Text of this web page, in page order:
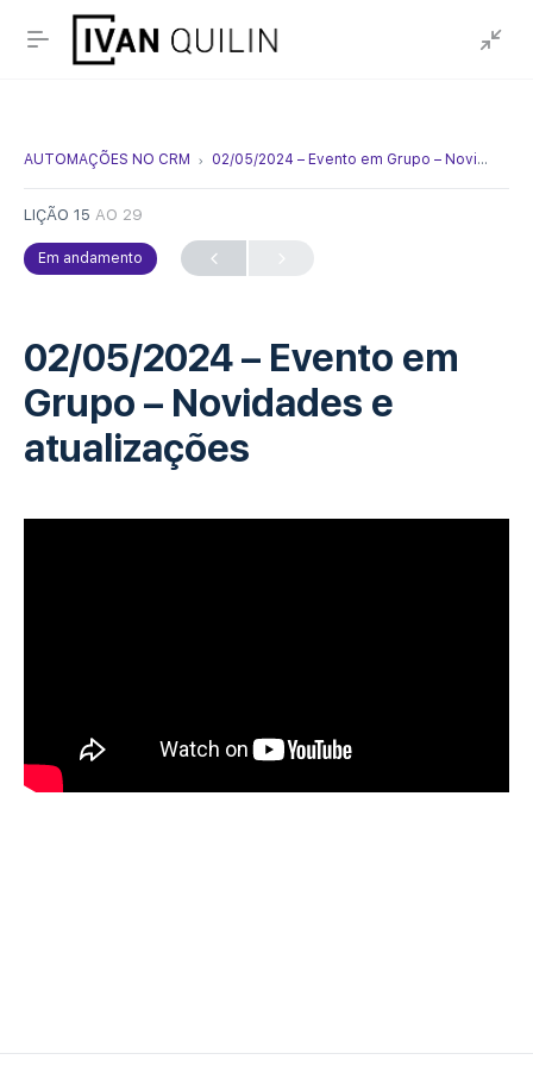
AUTOMAÇÕES NO CRM 02/05/2024 – Evento em Grupo – Novidades e atualizações
LIÇÃO 15 AO 29
Em andamento
02/05/2024 – Evento em
Grupo – Novidades e
atualizações